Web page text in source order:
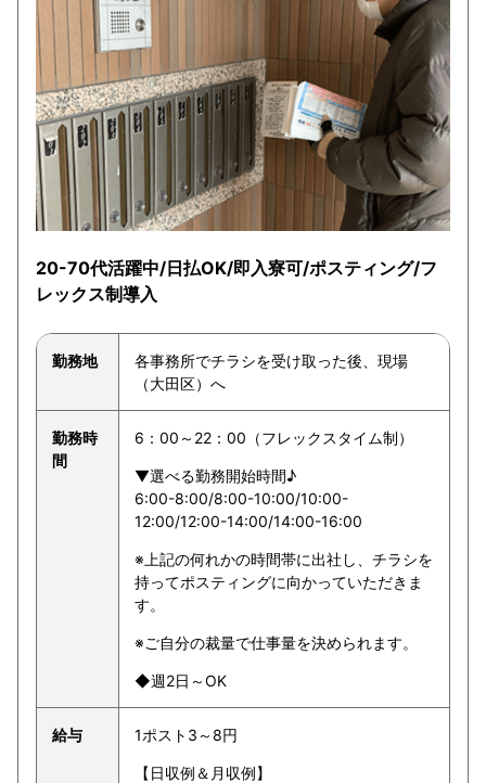
20-70代活躍中/日払OK/即入寮可/ポスティング/フ
レックス制導入
勤務地
各事務所でチラシを受け取った後、現場
（大田区）へ
勤務時
間
6：00～22：00（フレックスタイム制）
▼選べる勤務開始時間♪
6:00-8:00/8:00-10:00/10:00-
12:00/12:00-14:00/14:00-16:00
※上記の何れかの時間帯に出社し、チラシを
持ってポスティングに向かっていただきま
す。
※ご自分の裁量で仕事量を決められます。
◆週2日～OK
給与 1ポスト3～8円
【日収例＆月収例】